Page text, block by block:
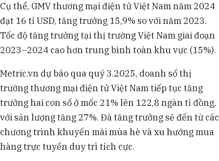
Cụ thể, GMV thương mại điện tử Việt Nam năm 2024
đạt 16 tỉ USD, tăng trưởng 15,9% so với năm 2023.
Tốc độ tăng trưởng tại thị trường Việt Nam giai đoạn
2023–2024 cao hơn trung bình toàn khu vực (15%).
Metric.vn dự báo qua quý 3.2025, doanh số thị
trường thương mại điện tử Việt Nam tiếp tục tăng
trưởng hai con số ở mốc 21% lên 122,8 ngàn tỉ đồng,
với sản lượng tăng 27%. Đà tăng trưởng sẽ đến từ các
chương trình khuyến mãi mùa hè và xu hướng mua
hàng trực tuyến duy trì tích cực.